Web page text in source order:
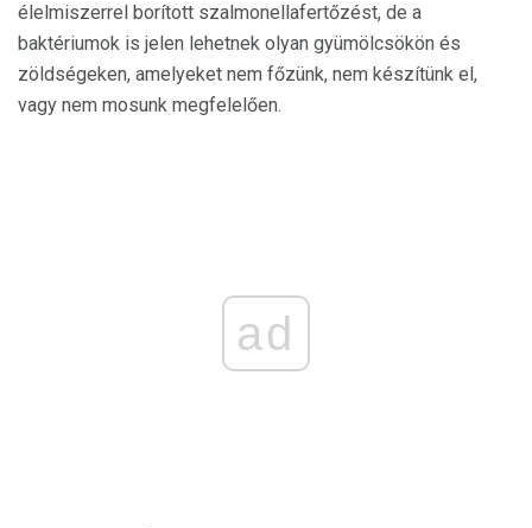
élelmiszerrel borított szalmonellafertőzést, de a
baktériumok is jelen lehetnek olyan gyümölcsökön és
zöldségeken, amelyeket nem főzünk, nem készítünk el,
vagy nem mosunk megfelelően.
ad